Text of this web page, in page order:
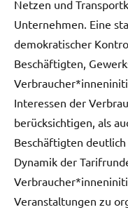
Netzen und
Unternehmen. Eine
demokratischer
Beschäftigten,
Interessen der
berücksichtigen, als
Beschäftigten
Dynamik der
Veranstaltungen zu